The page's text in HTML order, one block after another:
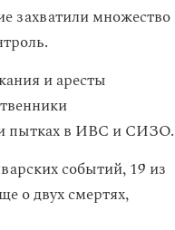
захватили множество
и аресты
пытках в ИВС и СИЗО.
событий, 19 из
о двух смертях,